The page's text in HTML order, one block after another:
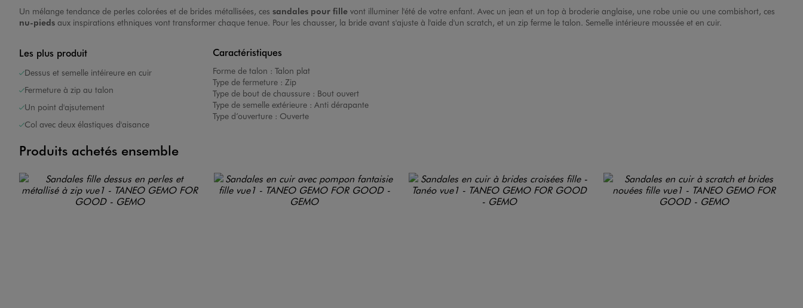
Image 5 sur 7
Image 6 sur 7
Un mélange tendance de perles colorées et de brides métallisées, ces sandales pour fille vont illuminer l'été de votre enfant. Avec un jean et un top à broderie anglaise, une robe unie ou une combishort, ces
nu-pieds aux inspirations ethniques vont transformer chaque tenue. Pour les chausser, la bride avant s'ajuste à l'aide d'un scratch, et un zip ferme le talon. Semelle intérieure moussée et en cuir.
Les plus produit
Dessus et semelle intéireure en cuir
Fermeture à zip au talon
Un point d'ajsutement
Col avec deux élastiques d'aisance
Caractéristiques
Forme de talon : Talon plat
Type de fermeture : Zip
Type de bout de chaussure : Bout ouvert
Type de semelle extérieure : Anti dérapante
Type d’ouverture : Ouverte
Produits achetés ensemble